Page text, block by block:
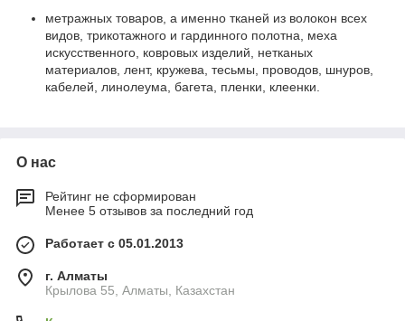
метражных товаров, а именно тканей из волокон всех
видов, трикотажного и гардинного полотна, меха
искусственного, ковровых изделий, нетканых
материалов, лент, кружева, тесьмы, проводов, шнуров,
кабелей, линолеума, багета, пленки, клеенки.
О нас
Рейтинг не сформирован
Менее 5 отзывов за последний год
Работает с 05.01.2013
г. Алматы
Крылова 55, Алматы, Казахстан